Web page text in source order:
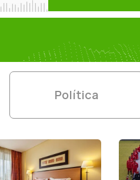
Política